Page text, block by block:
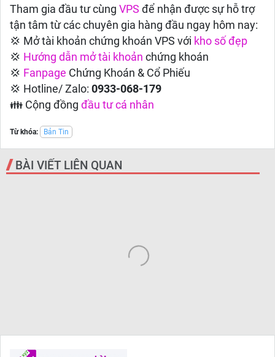
Tham gia đầu tư cùng VPS để nhận được sự hỗ trợ
tận tâm từ các chuyên gia hàng đầu ngay hôm nay:
💢 Mở tài khoản chứng khoán VPS với kho số đẹp
💢 Hướng dẫn mở tài khoản chứng khoán
💢 Fanpage Chứng Khoán & Cổ Phiếu
💢 Hotline/ Zalo: 0933-068-179
👪 Cộng đồng đầu tư cá nhân
Từ khóa: Bản Tin
BÀI VIẾT LIÊN QUAN